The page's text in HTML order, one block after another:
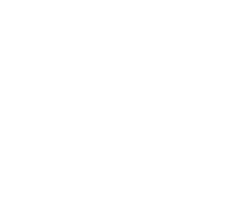
пилинг против морщин